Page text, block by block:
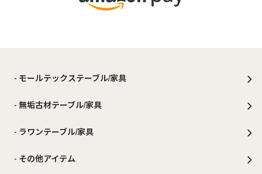
- モールテックステーブル/家具
- 無垢古材テーブル/家具
- ラワンテーブル/家具
- その他アイテム